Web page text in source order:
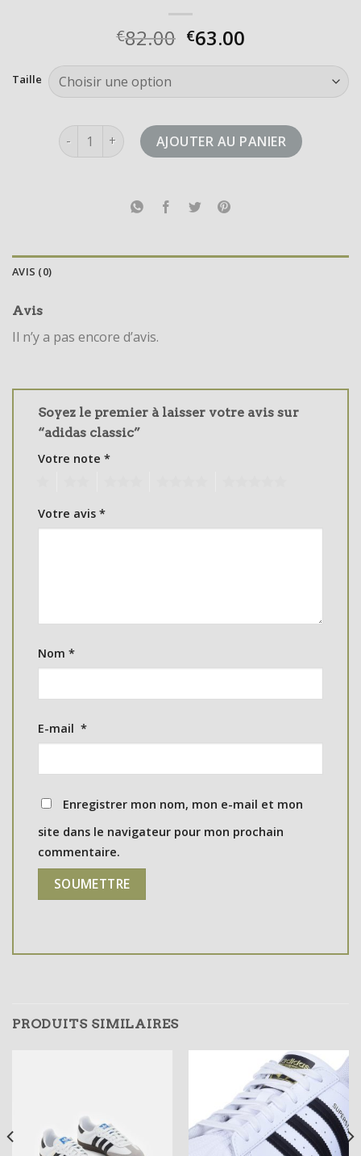
€82.00 €63.00
Taille
quantité de adidas classicAJOUTER AU PANIER
AVIS (0)
Avis
Il n’y a pas encore d’avis.
Soyez le premier à laisser votre avis sur
“adidas classic”
Votre note *
Votre avis *
Nom *
E-mail *
Enregistrer mon nom, mon e-mail et mon
site dans le navigateur pour mon prochain
commentaire.
PRODUITS SIMILAIRES